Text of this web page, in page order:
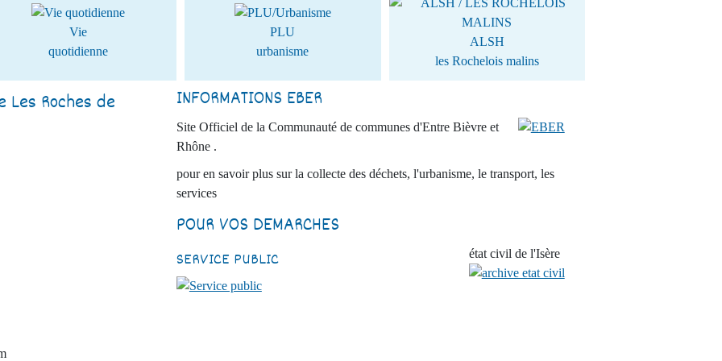
Vie
quotidienne
PLU
urbanisme
ALSH
les Rochelois malins
Les Roches de INFORMATIONS EBER
Site Officiel de la Communauté de communes d'Entre Bièvre et
Rhône .
pour en savoir plus sur la collecte des déchets, l'urbanisme, le transport, les
services
POUR VOS DEMARCHES
état civil de l'Isère
SERVICE PUBLIC